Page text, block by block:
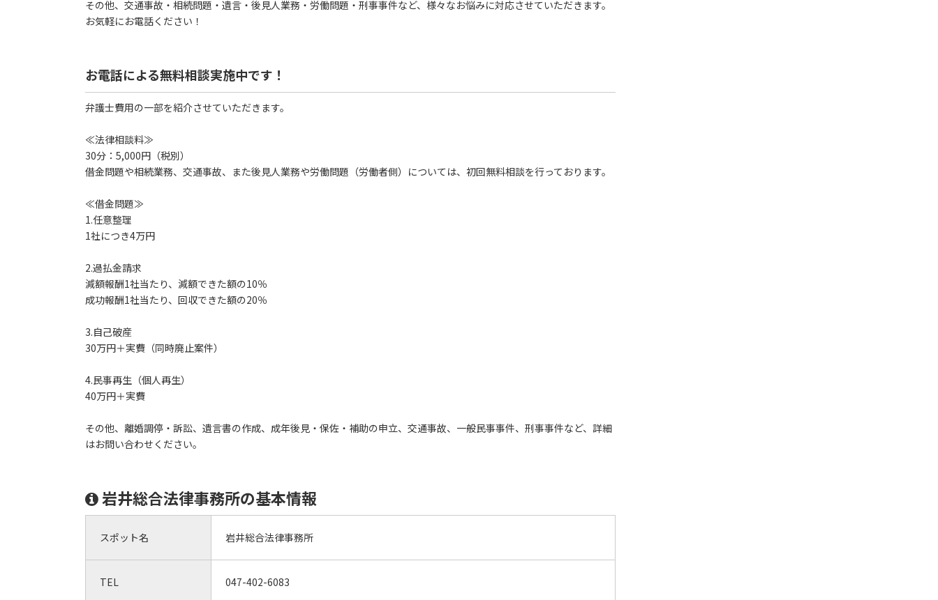
その他、交通事故・相続問題・遺言・後見人業務・労働問題・刑事事件など、様々なお悩みに対応させていただきます。
お気軽にお電話ください！
お電話による無料相談実施中です！
弁護士費用の一部を紹介させていただきます。
≪法律相談料≫
30分：5,000円（税別）
借金問題や相続業務、交通事故、また後見人業務や労働問題（労働者側）については、初回無料相談を行っております。
≪借金問題≫
1.任意整理
1社につき4万円
2.過払金請求
減額報酬1社当たり、減額できた額の10％
成功報酬1社当たり、回収できた額の20％
3.自己破産
30万円＋実費（同時廃止案件）
4.民事再生（個人再生）
40万円＋実費
その他、離婚調停・訴訟、遺言書の作成、成年後見・保佐・補助の申立、交通事故、一般民事事件、刑事事件など、詳細
はお問い合わせください。
岩井総合法律事務所の基本情報
スポット名 岩井総合法律事務所
TEL 047-402-6083